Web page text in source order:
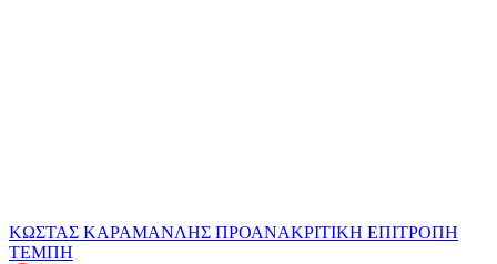
ΚΩΣΤΑΣ ΚΑΡΑΜΑΝΛΗΣ ΠΡΟΑΝΑΚΡΙΤΙΚΗ ΕΠΙΤΡΟΠΗ
ΤΕΜΠΗ